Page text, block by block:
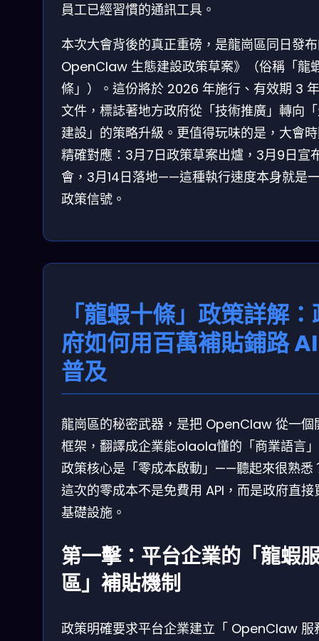
員工已經習慣的通訊工具。
本次大會背後的真正重磅，是龍崗區同日發
OpenClaw 生態建設政策草案》（俗稱「龍
條」）。這份將於 2026 年施行、有效期 3
文件，標誌著地方政府從「技術推廣」轉向
建設」的策略升級。更值得玩味的是，大會
精確對應：3月7日政策草案出爐，3月9日宣
會，3月14日落地——這種執行速度本身就是
政策信號。
「龍蝦十條」政策詳解
府如何用百萬補貼鋪路 AI
普及
龍崗區的秘密武器，是把 OpenClaw 從一個
框架，翻譯成企業能olaola懂的「商業語言
政策核心是「零成本啟動」——聽起來很熟悉
這次的零成本不是免費用 API，而是政府直接
基礎設施。
第一擊：平台企業的「龍蝦
區」補貼機制
政策明確要求平台企業建立「 OpenClaw 服